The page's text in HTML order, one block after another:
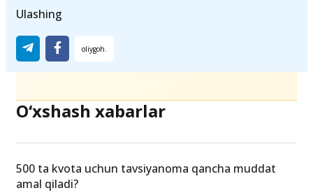
Ulashing
O‘xshash xabarlar
500 ta kvota uchun tavsiyanoma qancha muddat
amal qiladi?